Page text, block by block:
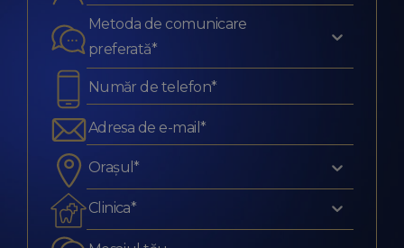
Metoda de comunicare
preferată*
Orașul*
Clinica*